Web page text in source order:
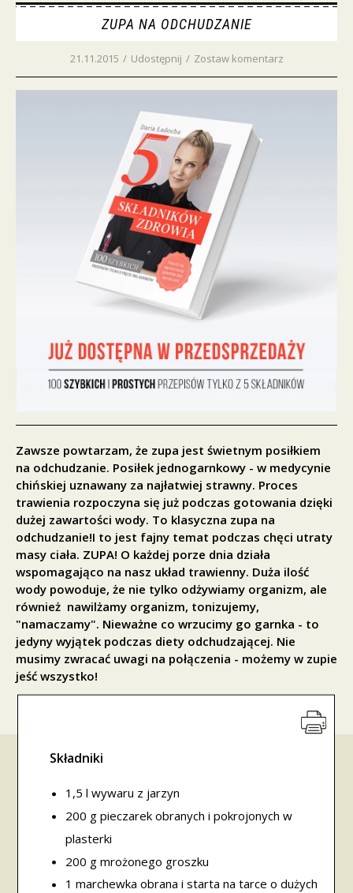
ZUPA NA ODCHUDZANIE
21.11.2015 / Udostępnij / Zostaw komentarz
Zawsze powtarzam, że zupa jest świetnym posiłkiem
na odchudzanie. Posiłek jednogarnkowy - w medycynie
chińskiej uznawany za najłatwiej strawny. Proces
trawienia rozpoczyna się już podczas gotowania dzięki
dużej zawartości wody. To klasyczna zupa na
odchudzanie!I to jest fajny temat podczas chęci utraty
masy ciała. ZUPA! O każdej porze dnia działa
wspomagająco na nasz układ trawienny. Duża ilość
wody powoduje, że nie tylko odżywiamy organizm, ale
również nawilżamy organizm, tonizujemy,
"namaczamy". Nieważne co wrzucimy go garnka - to
jedyny wyjątek podczas diety odchudzającej. Nie
musimy zwracać uwagi na połączenia - możemy w zupie
jeść wszystko!
Składniki
1,5 l wywaru z jarzyn
200 g pieczarek obranych i pokrojonych w
plasterki
200 g mrożonego groszku
1 marchewka obrana i starta na tarce o dużych